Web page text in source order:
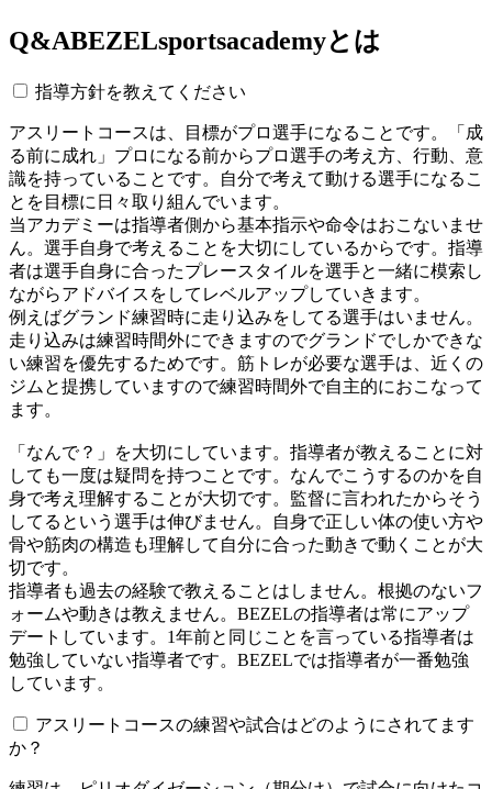
Q&ABEZELsportsacademyとは
指導方針を教えてください
アスリートコースは、目標がプロ選手になることです。「成
る前に成れ」プロになる前からプロ選手の考え方、行動、意
識を持っていることです。自分で考えて動ける選手になるこ
とを目標に日々取り組んでいます。
当アカデミーは指導者側から基本指示や命令はおこないませ
ん。選手自身で考えることを大切にしているからです。指導
者は選手自身に合ったプレースタイルを選手と一緒に模索し
ながらアドバイスをしてレベルアップしていきます。
例えばグランド練習時に走り込みをしてる選手はいません。
走り込みは練習時間外にできますのでグランドでしかできな
い練習を優先するためです。筋トレが必要な選手は、近くの
ジムと提携していますので練習時間外で自主的におこなって
ます。
「なんで？」を大切にしています。指導者が教えることに対
しても一度は疑問を持つことです。なんでこうするのかを自
身で考え理解することが大切です。監督に言われたからそう
してるという選手は伸びません。自身で正しい体の使い方や
骨や筋肉の構造も理解して自分に合った動きで動くことが大
切です。
指導者も過去の経験で教えることはしません。根拠のないフ
ォームや動きは教えません。BEZELの指導者は常にアップ
デートしています。1年前と同じことを言っている指導者は
勉強していない指導者です。BEZELでは指導者が一番勉強
しています。
アスリートコースの練習や試合はどのようにされてます
か？